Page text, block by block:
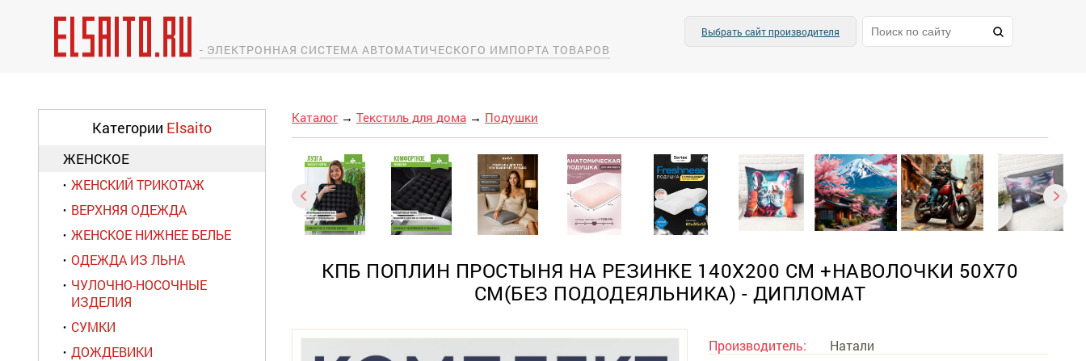
- ЭЛЕКТРОННАЯ СИСТЕМА АВТОМАТИЧЕСКОГО ИМПОРТА ТОВАРОВ
Выбрать сайт производителя
Категории Elsaito
ЖЕНСКОЕ
ЖЕНСКИЙ ТРИКОТАЖ
ВЕРХНЯЯ ОДЕЖДА
ЖЕНСКОЕ НИЖНЕЕ БЕЛЬЕ
ОДЕЖДА ИЗ ЛЬНА
ЧУЛОЧНО-НОСОЧНЫЕ
ИЗДЕЛИЯ
СУМКИ
ДОЖДЕВИКИ
Каталог → Текстиль для дома → Подушки
КПБ ПОПЛИН ПРОСТЫНЯ НА РЕЗИНКЕ 140Х200 СМ +НАВОЛОЧКИ 50Х70
СМ(БЕЗ ПОДОДЕЯЛЬНИКА) - ДИПЛОМАТ
Производитель:
Натали